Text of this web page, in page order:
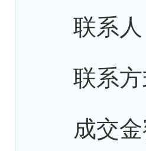
联系人
联系方
成交金额